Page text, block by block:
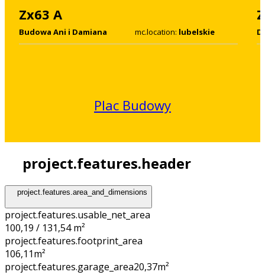
Zx63 A
Budowa Ani i Damiana mc.location: lubelskie
Plac Budowy
project.features.header
project.features.area_and_dimensions
project.features.usable_net_area
100,19 / 131,54 m²
project.features.footprint_area
106,11m²
project.features.garage_area20,37m²